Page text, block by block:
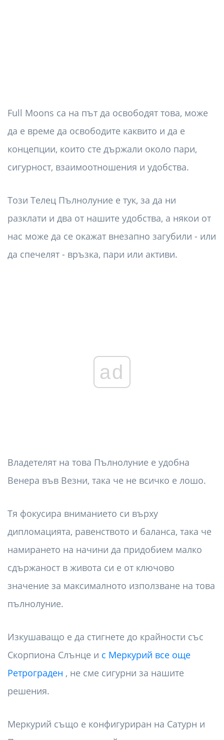
Full Moons са на път да освободят това, може
да е време да освободите каквито и да е
концепции, които сте държали около пари,
сигурност, взаимоотношения и удобства.
Този Телец Пълнолуние е тук, за да ни
разклати и два от нашите удобства, а някои от
нас може да се окажат внезапно загубили - или
да спечелят - връзка, пари или активи.
ad
Владетелят на това Пълнолуние е удобна
Венера във Везни, така че не всичко е лошо.
Тя фокусира вниманието си върху
дипломацията, равенството и баланса, така че
намирането на начини да придобием малко
сдържаност в живота си е от ключово
значение за максималното използване на това
пълнолуние.
Изкушаващо е да стигнете до крайности със
Скорпиона Слънце и с Меркурий все още
Ретрограден , не сме сигурни за нашите
решения.
Меркурий също е конфигуриран на Сатурн и